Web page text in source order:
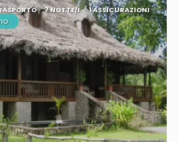
7 NOTTE/I 1 ASSICURAZIONI